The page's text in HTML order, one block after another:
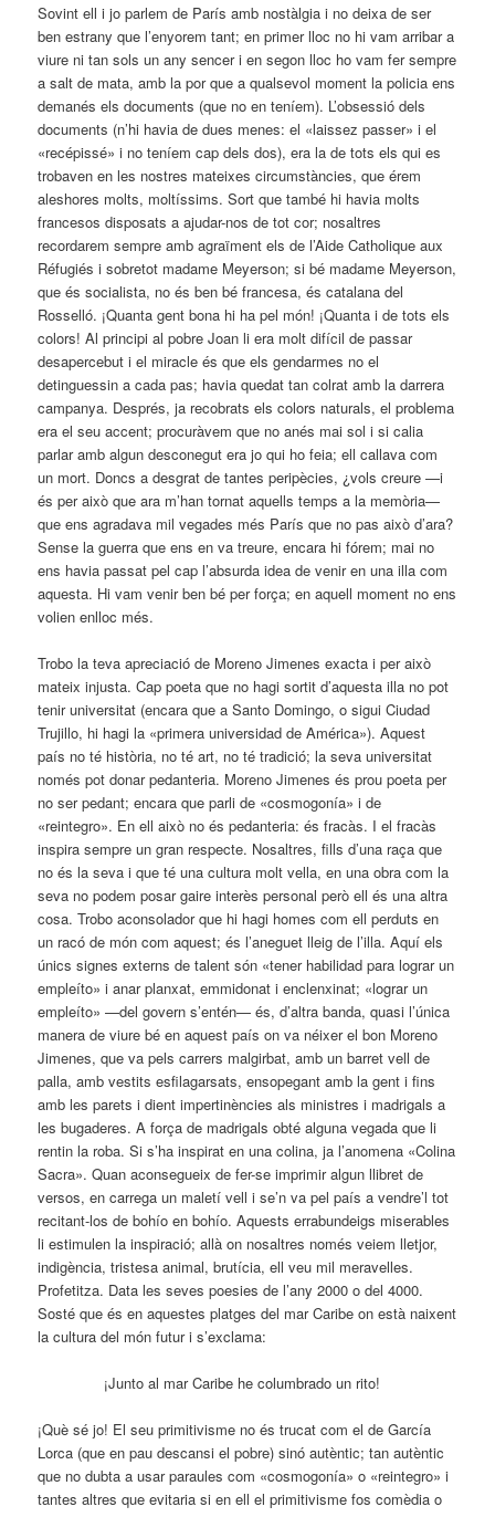
Sovint ell i jo parlem de París amb nostàlgia i no deixa de ser
ben estrany que l’enyorem tant; en primer lloc no hi vam arribar a
viure ni tan sols un any sencer i en segon lloc ho vam fer sempre
a salt de mata, amb la por que a qualsevol moment la policia ens
demanés els documents (que no en teníem). L’obsessió dels
documents (n’hi havia de dues menes: el «laissez passer» i el
«recépissé» i no teníem cap dels dos), era la de tots els qui es
trobaven en les nostres mateixes circumstàncies, que érem
aleshores molts, moltíssims. Sort que també hi havia molts
francesos disposats a ajudar-nos de tot cor; nosaltres
recordarem sempre amb agraïment els de l’Aide Catholique aux
Réfugiés i sobretot madame Meyerson; si bé madame Meyerson,
que és socialista, no és ben bé francesa, és catalana del
Rosselló. ¡Quanta gent bona hi ha pel món! ¡Quanta i de tots els
colors! Al principi al pobre Joan li era molt difícil de passar
desapercebut i el miracle és que els gendarmes no el
detinguessin a cada pas; havia quedat tan colrat amb la darrera
campanya. Després, ja recobrats els colors naturals, el problema
era el seu accent; procuràvem que no anés mai sol i si calia
parlar amb algun desconegut era jo qui ho feia; ell callava com
un mort. Doncs a desgrat de tantes peripècies, ¿vols creure —i
és per això que ara m’han tornat aquells temps a la memòria—
que ens agradava mil vegades més París que no pas això d’ara?
Sense la guerra que ens en va treure, encara hi fórem; mai no
ens havia passat pel cap l’absurda idea de venir en una illa com
aquesta. Hi vam venir ben bé per força; en aquell moment no ens
volien enlloc més.
Trobo la teva apreciació de Moreno Jimenes exacta i per això
mateix injusta. Cap poeta que no hagi sortit d’aquesta illa no pot
tenir universitat (encara que a Santo Domingo, o sigui Ciudad
Trujillo, hi hagi la «primera universidad de América»). Aquest
país no té història, no té art, no té tradició; la seva universitat
només pot donar pedanteria. Moreno Jimenes és prou poeta per
no ser pedant; encara que parli de «cosmogonía» i de
«reintegro». En ell això no és pedanteria: és fracàs. I el fracàs
inspira sempre un gran respecte. Nosaltres, fills d’una raça que
no és la seva i que té una cultura molt vella, en una obra com la
seva no podem posar gaire interès personal però ell és una altra
cosa. Trobo aconsolador que hi hagi homes com ell perduts en
un racó de món com aquest; és l’aneguet lleig de l’illa. Aquí els
únics signes externs de talent són «tener habilidad para lograr un
empleíto» i anar planxat, emmidonat i enclenxinat; «lograr un
empleíto» —del govern s’entén— és, d’altra banda, quasi l’única
manera de viure bé en aquest país on va néixer el bon Moreno
Jimenes, que va pels carrers malgirbat, amb un barret vell de
palla, amb vestits esfilagarsats, ensopegant amb la gent i fins
amb les parets i dient impertinències als ministres i madrigals a
les bugaderes. A força de madrigals obté alguna vegada que li
rentin la roba. Si s’ha inspirat en una colina, ja l’anomena «Colina
Sacra». Quan aconsegueix de fer-se imprimir algun llibret de
versos, en carrega un maletí vell i se’n va pel país a vendre’l tot
recitant-los de bohío en bohío. Aquests errabundeigs miserables
li estimulen la inspiració; allà on nosaltres només veiem lletjor,
indigència, tristesa animal, brutícia, ell veu mil meravelles.
Profetitza. Data les seves poesies de l’any 2000 o del 4000.
Sosté que és en aquestes platges del mar Caribe on està naixent
la cultura del món futur i s’exclama:
¡Junto al mar Caribe he columbrado un rito!
¡Què sé jo! El seu primitivisme no és trucat com el de García
Lorca (que en pau descansi el pobre) sinó autèntic; tan autèntic
que no dubta a usar paraules com «cosmogonía» o «reintegro» i
tantes altres que evitaria si en ell el primitivisme fos comèdia o